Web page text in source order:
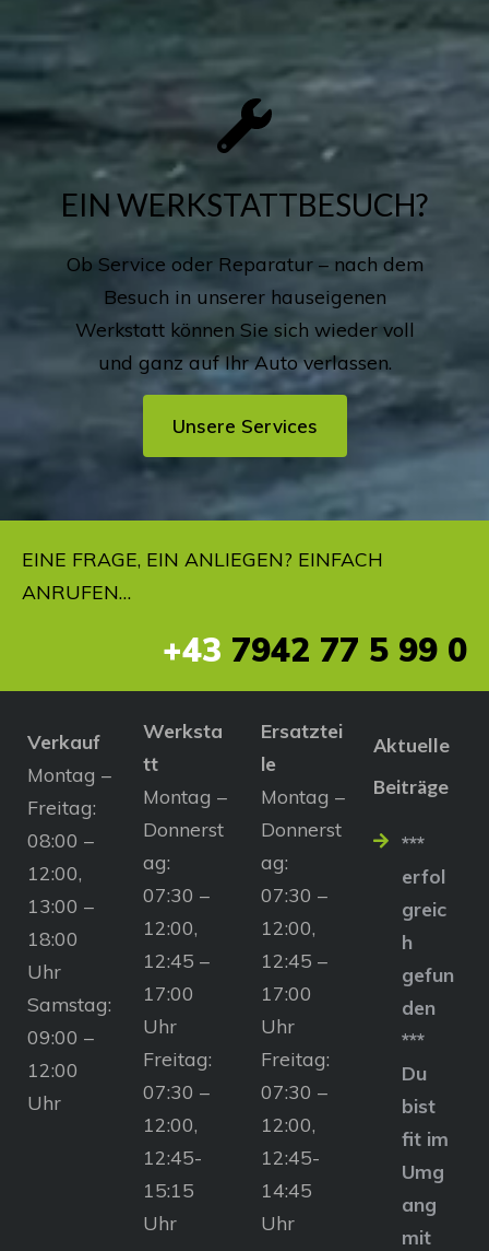
EIN WERKSTATTBESUCH?
Ob Service oder Reparatur – nach dem
Besuch in unserer hauseigenen
Werkstatt können Sie sich wieder voll
und ganz auf Ihr Auto verlassen.
Unsere Services
EINE FRAGE, EIN ANLIEGEN? EINFACH
ANRUFEN…
+43 7942 77 5 99 0
Verkauf
Montag –
Freitag:
08:00 –
12:00,
13:00 –
18:00
Uhr
Samstag:
09:00 –
12:00
Uhr
Werksta
tt
Montag –
Donnerst
ag:
07:30 –
12:00,
12:45 –
17:00
Uhr
Freitag:
07:30 –
12:00,
12:45-
15:15
Uhr
Ersatztei
le
Montag –
Donnerst
ag:
07:30 –
12:00,
12:45 –
17:00
Uhr
Freitag:
07:30 –
12:00,
12:45-
14:45
Uhr
Aktuelle
Beiträge
***
erfol
greic
h
gefun
den
***
Du
bist
fit im
Umg
ang
mit